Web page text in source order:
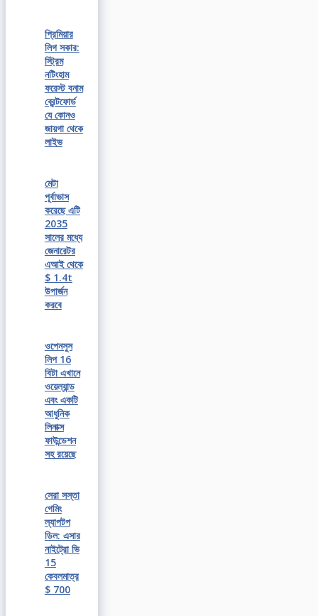
প্রিমিয়ার
লিগ সকার:
স্ট্রিম
নটিংহাম
ফরেস্ট বনাম
ব্রেন্টফোর্ড
যে কোনও
জায়গা থেকে
লাইভ
মেটা
পূর্বাভাস
করেছে এটি
2035
সালের মধ্যে
জেনারেটর
এআই থেকে
$ 1.4t
উপার্জন
করবে
ওপেনসুস
লিপ 16
বিটা এখানে
ওয়েল্যান্ড
এবং একটি
আধুনিক
লিনাক্স
ফাউন্ডেশন
সহ রয়েছে
সেরা সস্তা
গেমিং
ল্যাপটপ
ডিল: এসার
নাইট্রো ভি
15
কেবলমাত্র
$ 700